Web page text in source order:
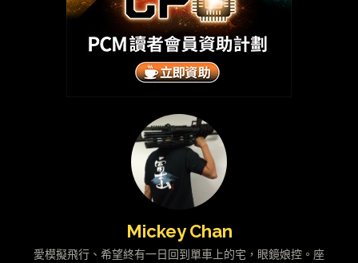
Mickey Chan
愛模擬飛行、希望終有一日回到單車上的宅，眼鏡娘控。座